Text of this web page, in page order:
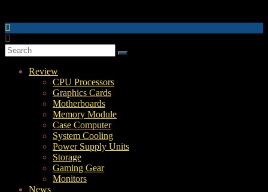
Review
CPU Processors
Graphics Cards
Motherboards
Memory Module
Case Computer
System Cooling
Power Supply Units
Storage
Gaming Gear
Monitors
News